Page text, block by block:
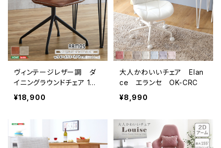
ヴィンテージレザー調 ダ
イニングラウンドチェア 1脚
単品 【ARMOS】 SH-23-
AMR
¥18,900
大人かわいいチェア Elan
ce エランセ OK-CRC
¥8,990